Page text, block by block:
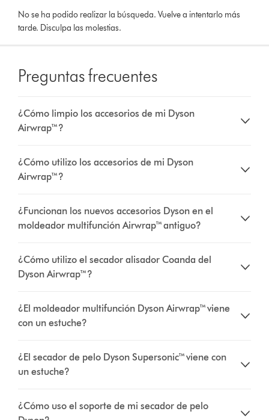
No se ha podido realizar la búsqueda. Vuelve a intentarlo más
tarde. Disculpa las molestias.
Preguntas frecuentes
¿Cómo limpio los accesorios de mi Dyson
Airwrap™?
¿Cómo utilizo los accesorios de mi Dyson
Airwrap™?
¿Funcionan los nuevos accesorios Dyson en el
moldeador multifunción Airwrap™ antiguo?
¿Cómo utilizo el secador alisador Coanda del
Dyson Airwrap™?
¿El moldeador multifunción Dyson Airwrap™ viene
con un estuche?
¿El secador de pelo Dyson Supersonic™ viene con
un estuche?
¿Cómo uso el soporte de mi secador de pelo